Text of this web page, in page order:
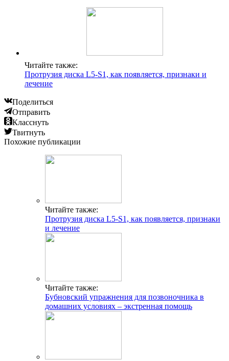
Читайте также:
Протрузия диска L5-S1, как появляется, признаки и
лечение
Поделиться
Отправить
Класснуть
Твитнуть
Похожие публикации
Читайте также:
Протрузия диска L5-S1, как появляется, признаки
и лечение
Читайте также:
Бубновский упражнения для позвоночника в
домашних условиях – экстренная помощь